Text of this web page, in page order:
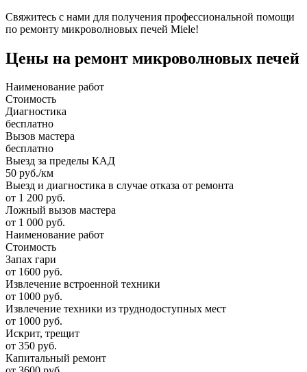
Свяжитесь с нами для получения профессиональной помощи
по ремонту микроволновых печей Miele!
Цены на ремонт микроволновых печей
Наименование работ
Стоимость
Диагностика
бесплатно
Вызов мастера
бесплатно
Выезд за пределы КАД
50 руб./км
Выезд и диагностика в случае отказа от ремонта
от 1 200 руб.
Ложный вызов мастера
от 1 000 руб.
Наименование работ
Стоимость
Запах гари
от 1600 руб.
Извлечение встроенной техники
от 1000 руб.
Извлечение техники из труднодоступных мест
от 1000 руб.
Искрит, трещит
от 350 руб.
Капитальный ремонт